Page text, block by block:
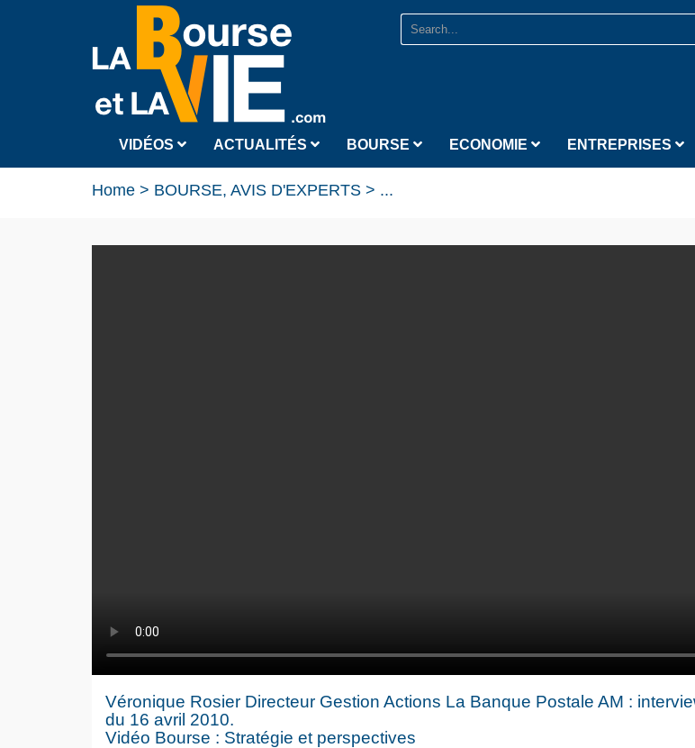
VIDÉOS ACTUALITÉS BOURSE ECONOMIE ENTREPRISES
Home > BOURSE, AVIS D'EXPERTS > ...
Véronique Rosier Directeur Gestion Actions La Banque Postale AM :
du 16 avril 2010.
Vidéo Bourse : Stratégie et perspectives